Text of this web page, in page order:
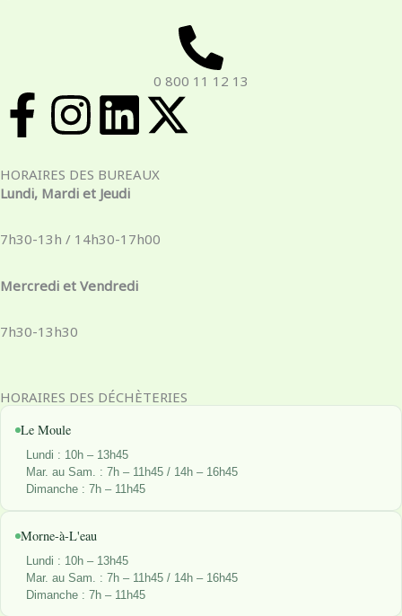
0 800 11 12 13
F
a
c
e
b
o
o
k
-
f
I
n
s
t
a
g
r
a
m
L
i
n
k
e
i
X
t
r
HORAIRES DES BUREAUX
Lundi, Mardi et Jeudi
7h30-13h / 14h30-17h00
Mercredi et Vendredi
7h30-13h30
HORAIRES DES DÉCHÈTERIES
Le Moule
Lundi : 10h – 13h45
Mar. au Sam. : 7h – 11h45 / 14h – 16h45
Dimanche : 7h – 11h45
Morne-à-L'eau
Lundi : 10h – 13h45
Mar. au Sam. : 7h – 11h45 / 14h – 16h45
Dimanche : 7h – 11h45